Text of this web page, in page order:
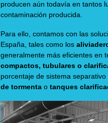
producen aún todavía en tantos
contaminación producida.
Para ello, contamos con las
España, tales como los
generalmente más eficientes en
compactos, tubulares o
porcentaje de sistema separativo
de tormentao tanques